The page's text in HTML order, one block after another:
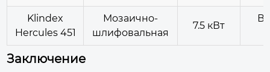
Klindex
Hercules 451
Мозаично-
шлифовальная
7.5 кВт
Заключение